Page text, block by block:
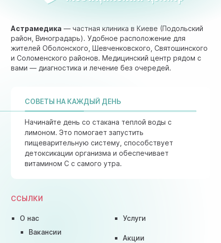
ССЫЛКИ
О нас
Вакансии
Услуги
Акции
Астрамедика — частная клиника в Киеве (Подольский
район, Виноградарь). Удобное расположение для
жителей Оболонского, Шевченковского, Святошинского
и Соломенского районов. Медицинский центр рядом с
вами — диагностика и лечение без очередей.
СОВЕТЫ НА КАЖДЫЙ ДЕНЬ
Начинайте день со стакана теплой воды с
лимоном. Это помогает запустить
пищеварительную систему, способствует
детоксикации организма и обеспечивает
витамином C с самого утра.